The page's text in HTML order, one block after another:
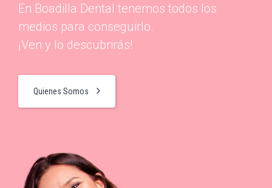
En Boadilla Dental tenemos todos los
medios para conseguirlo.
¡Ven y lo descubrirás!
Quienes Somos